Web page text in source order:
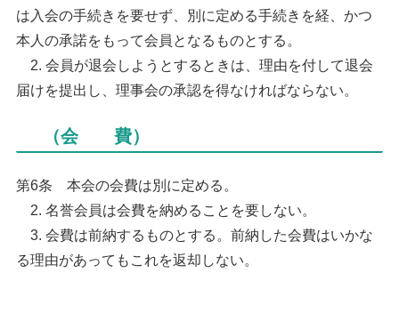
は入会の手続きを要せず、別に定める手続きを経、かつ
本人の承諾をもって会員となるものとする。
2. 会員が退会しようとするときは、理由を付して退会
届けを提出し、理事会の承認を得なければならない。
（会 費）
第6条 本会の会費は別に定める。
2. 名誉会員は会費を納めることを要しない。
3. 会費は前納するものとする。前納した会費はいかな
る理由があってもこれを返却しない。